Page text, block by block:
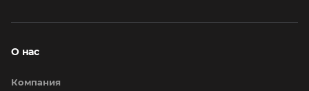
О нас
Компания